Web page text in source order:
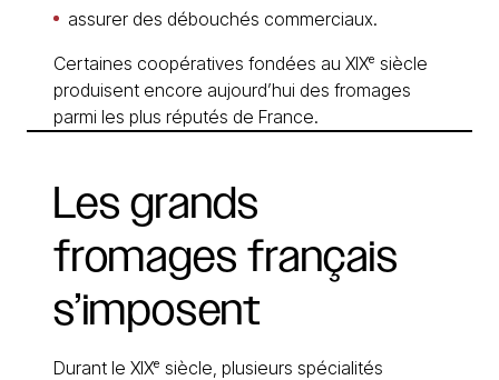
assurer des débouchés commerciaux.
Certaines coopératives fondées au XIXᵉ siècle
produisent encore aujourd’hui des fromages
parmi les plus réputés de France.
Les grands
fromages français
s’imposent
Durant le XIXᵉ siècle, plusieurs spécialités